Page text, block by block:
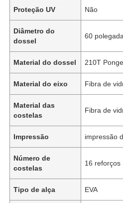
Proteção UV Não
Diâmetro do
dossel
60
Material do dossel 210T
Material do eixo Fibra de
Material das
costelas
Fibra de
Impressão impressão
Número de
costelas
16 reforços
Tipo de alça EVA